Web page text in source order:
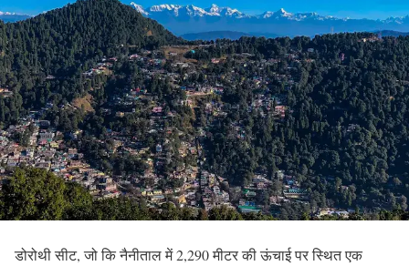
डोरोथी सीट, जो कि नैनीताल में 2,290 मीटर की ऊंचाई पर स्थित एक